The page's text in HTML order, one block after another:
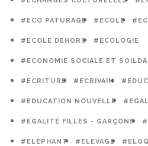
#ECO PATURAGE #ECOLE
#ECOLE DEHORS #ECOLOGIE
#ECONOMIE SOCIALE ET
#ECRITURE #ECRIVAIN
#EDUCATION NOUVELLE
#EGALITÉ FILLES - GARÇONS
#ELÉPHANT #ELEVAGE